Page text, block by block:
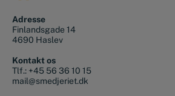
Adresse
Finlandsgade 14
4690 Haslev
Kontakt os
Tlf.: +45 56 36 10 15
mail@smedjeriet.dk